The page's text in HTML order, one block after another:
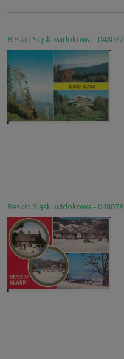
Beskid Sląski widokowa - 048077
Beskid Sląski widokowa - 048078